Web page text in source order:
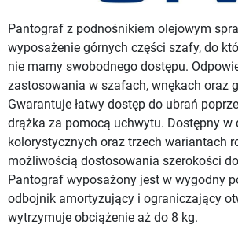
Pantograf z podnośnikiem olejowym
wyposażenie górnych części szafy, do
nie mamy swobodnego dostępu.
zastosowania w szafach, wnękach oraz
Gwarantuje łatwy dostęp do ubrań
drążka za pomocą uchwytu. Dostępny w
kolorystycznych oraz trzech wariantach
możliwością dostosowania szerokości
Pantograf wyposażony jest w wygodny
odbojnik amortyzujący i ograniczający
wytrzymuje obciążenie aż do 8 kg.